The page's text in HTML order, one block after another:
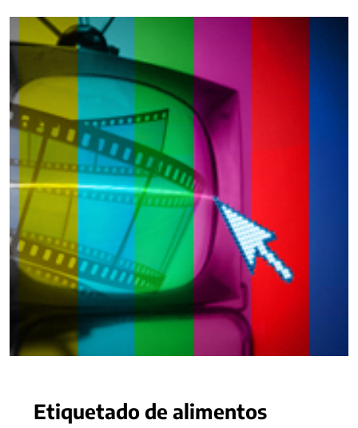
Etiquetado de alimentos